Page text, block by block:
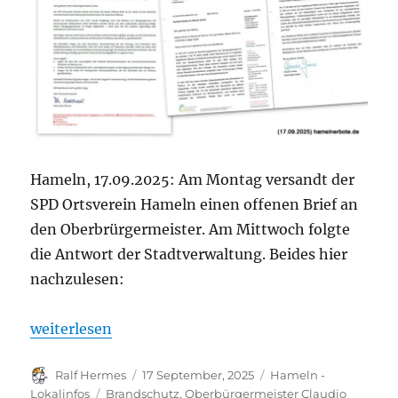
Hameln, 17.09.2025: Am Montag versandt der
SPD Ortsverein Hameln einen offenen Brief an
den Oberbrürgermeister. Am Mittwoch folgte
die Antwort der Stadtverwaltung. Beides hier
nachzulesen:
„Brandschutz im Rathaus: Offener Brief der SPD
weiterlesen
Autor
Ralf Hermes
Veröffentlicht
am
17 September, 2025 Kategorien
Hameln -
Lokalinfos
Schlagwörter
Brandschutz,Oberbürgermeister Claudio